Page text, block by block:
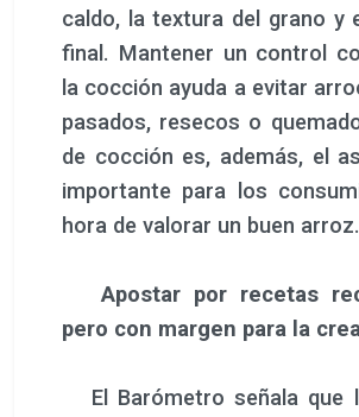
caldo, la textura del grano y
final. Mantener un control
la cocción ayuda a evitar
pasados, resecos o
de cocción es, además, el
importante para los
hora de valorar un buen arroz.
Apostar por recetas
pero con margen para la
El Barómetro señala que